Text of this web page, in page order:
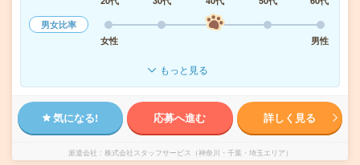
男女比率
女性
男性
もっと見る
気になる! 応募へ進む 詳しく見る
派遣会社 株式会社スタッフサービス（神奈川・千葉・埼玉エリア）